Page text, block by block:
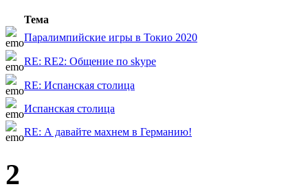
Тема
Паралимпийские игры в Токио 2020
RE: RE2: Общение по skype
RE: Испанская столица
Испанская столица
RE: А давайте махнем в Германию!
2